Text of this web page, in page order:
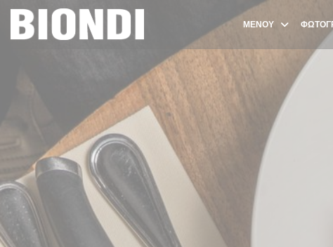
Πίνακας διαχείρισης "Μπισκότων" (Cookies)
ΜΕΝΟΎ